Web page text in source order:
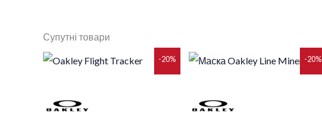
Колір
Колір лінзи Fire Iridium
Супутні товари
-20%
Оригінальна
ціна:
Поточна
ціна:
-20%
Оригінальна
ціна:
Поточна
ціна: